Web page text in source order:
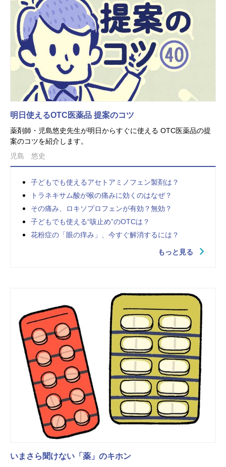
明日使えるOTC医薬品 提案のコツ
薬剤師・児島悠史先生が明日からすぐに使える OTC医薬品の提
案のコツを紹介します。
児島 悠史
子どもでも使えるアセトアミノフェン製剤は？
トラネキサム酸が喉の痛みに効くのはなぜ？
その痛み、ロキソプロフェンが有効？無効？
子どもでも使える“咳止め”のOTCは？
花粉症の「眼の痒み」、今すぐ解消するには？
もっと見る
いまさら聞けない「薬」のキホン